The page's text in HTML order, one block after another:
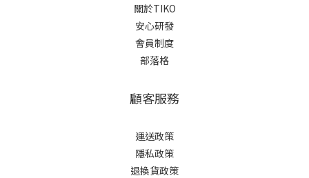
關於TIKO
安心研發
會員制度
部落格
顧客服務
運送政策
隱私政策
退換貨政策